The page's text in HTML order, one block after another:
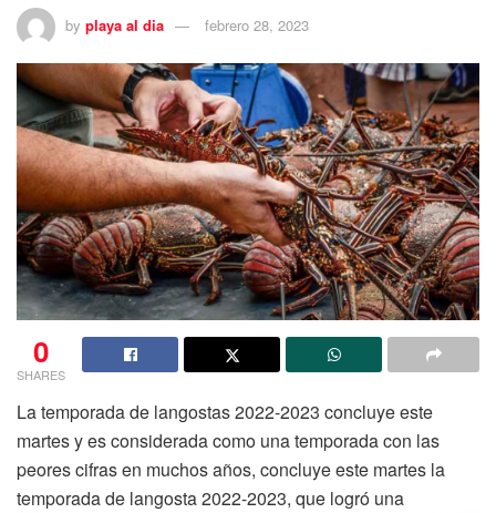
by playa al dia febrero 28, 2023
0
SHARES
La temporada de langostas 2022-2023 concluye este
martes y es considerada como una temporada con las
peores cifras en muchos años, concluye este martes la
temporada de langosta 2022-2023, que logró una